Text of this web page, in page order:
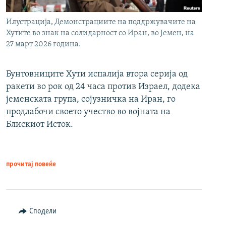
Илустрација, Демонстрациите на поддржувачите на
Хутите во знак на солидарност со Иран, во Јемен, на
27 март 2026 година.
Бунтовниците Хути испалија втора серија од
ракети во рок од 24 часа против Израел, додека
јеменската група, сојузничка на Иран, го
продлабочи своето учество во војната на
Блискиот Исток.
прочитај повеќе
Сподели